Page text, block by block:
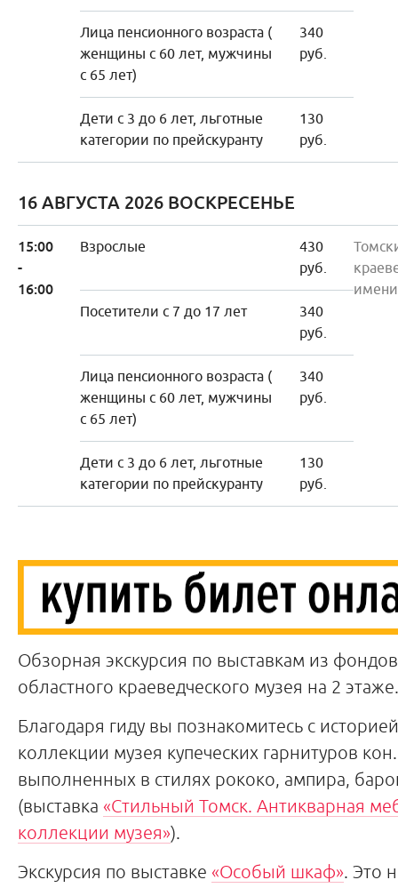
Лица пенсионного возраста (
женщины с 60 лет, мужчины
с 65 лет)
340
руб.
Дети с 3 до 6 лет, льготные
категории по прейскуранту
130
руб.
16 АВГУСТА 2026 ВОСКРЕСЕНЬЕ
15:00
-
16:00
Взрослые
430
руб.
Посетители с 7 до 17 лет
340
руб.
Лица пенсионного возраста (
женщины с 60 лет, мужчины
с 65 лет)
340
руб.
Дети с 3 до 6 лет, льготные
категории по прейскуранту
130
руб.
Обзорная экскурсия по выставкам из
областного краеведческого музея на 2 этаже.
Благодаря гиду вы познакомитесь с
коллекции музея купеческих гарнитуров
выполненных в стилях рококо, ампира,
(выставка «Стильный Томск. Антикварная
коллекции музея»).
Экскурсия по выставке «Особый шкаф». Это